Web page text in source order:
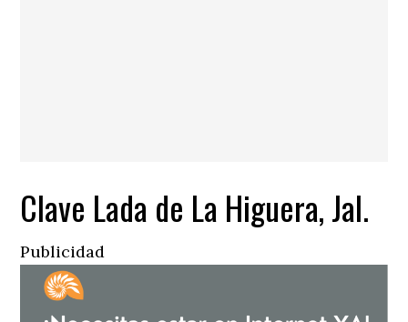
Clave Lada de La Higuera, Jal.
Publicidad